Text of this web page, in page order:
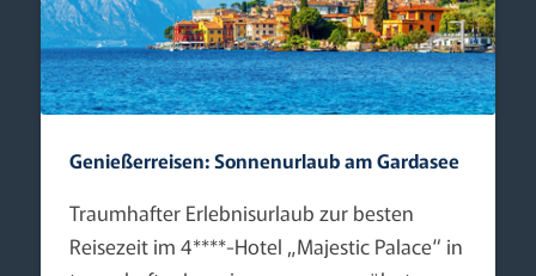
Genießerreisen: Sonnenurlaub am Gardasee
Traumhafter Erlebnisurlaub zur besten
Reisezeit im 4****-Hotel „Majestic Palace“ in